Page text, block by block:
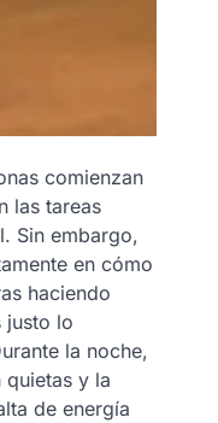
comienzan
las tareas
Sin embargo,
en cómo
haciendo
justo lo
la noche,
y la
de energía